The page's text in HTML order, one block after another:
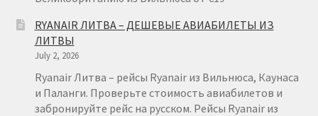
RYANAIR ЛИТВА – ДЕШЕВЫЕ АВИАБИЛЕТЫ ИЗ
ЛИТВЫ
July 2, 2026
Ryanair Литва – рейсы Ryanair из Вильнюса, Каунаса
и Паланги. Проверьте стоимость авиабилетов и
забронируйте рейс на русском. Рейсы Ryanair из